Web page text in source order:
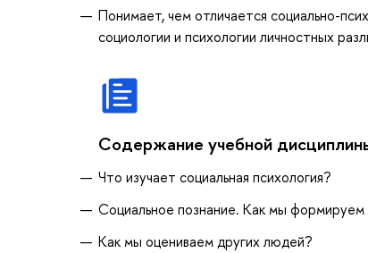
Понимает, чем отличается социально-
социологии и психологии личностных
Содержание учебной
Что изучает социальная психология?
Социальное познание. Как мы
Как мы оцениваем других людей?